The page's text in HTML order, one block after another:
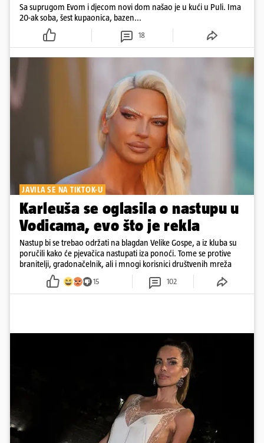
Sa suprugom Evom i djecom novi dom našao je u kući u Puli. Ima
20-ak soba, šest kupaonica, bazen...
18
JAVILA SE NA TIKTOK-U
Karleuša se oglasila o nastupu u
Vodicama, evo što je rekla
Nastup bi se trebao održati na blagdan Velike Gospe, a iz kluba su
poručili kako će pjevačica nastupati iza ponoći. Tome se protive
branitelji, gradonačelnik, ali i mnogi korisnici društvenih mreža
15 102